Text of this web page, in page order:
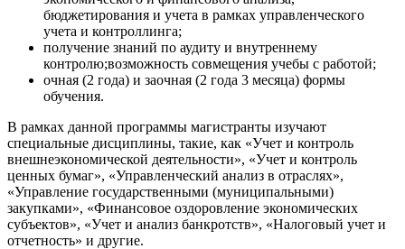
бюджетирования и учета в рамках управленческого
учета и контроллинга;
получение знаний по аудиту и внутреннему
контролю;возможность совмещения учебы с работой;
очная (2 года) и заочная (2 года 3 месяца) формы
обучения.
В рамках данной программы магистранты изучают
специальные дисциплины, такие, как «Учет и контроль
внешнеэкономической деятельности», «Учет и контроль
ценных бумаг», «Управленческий анализ в отраслях»,
«Управление государственными (муниципальными)
закупками», «Финансовое оздоровление экономических
субъектов», «Учет и анализ банкротств», «Налоговый учет и
отчетность» и другие.